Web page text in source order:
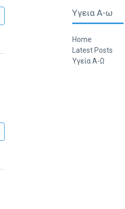
Υγεια Α-ω
Home
Latest Posts
Υγεία Α-Ω